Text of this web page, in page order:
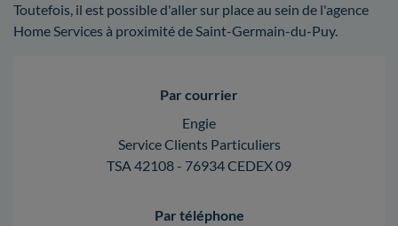
Toutefois, il est possible d'aller sur place au sein de l'agence
Home Services à proximité de Saint-Germain-du-Puy.
Par courrier
Engie
Service Clients Particuliers
TSA 42108 - 76934 CEDEX 09
Par téléphone